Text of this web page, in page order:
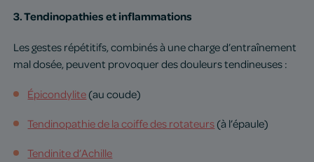
3. Tendinopathies et inflammations
Les gestes répétitifs, combinés à une charge d’entraînement
mal dosée, peuvent provoquer des douleurs tendineuses :
Épicondylite (au coude)
Tendinopathie de la coiffe des rotateurs (à l’épaule)
Tendinite d’Achille